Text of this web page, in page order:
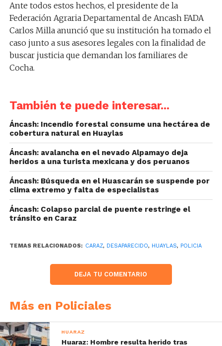
Ante todos estos hechos, el presidente de la
Federación Agraria Departamental de Ancash FADA
Carlos Milla anunció que su institución ha tomado el
caso junto a sus asesores legales con la finalidad de
buscar justicia que demandan los familiares de
Cocha.
También te puede interesar...
Áncash: Incendio forestal consume una hectárea de
cobertura natural en Huaylas
Áncash: avalancha en el nevado Alpamayo deja
heridos a una turista mexicana y dos peruanos
Áncash: Búsqueda en el Huascarán se suspende por
clima extremo y falta de especialistas
Áncash: Colapso parcial de puente restringe el
tránsito en Caraz
TEMAS RELACIONADOS: CARAZ, DESAPARECIDO, HUAYLAS, POLICIA
DEJA TU COMENTARIO
Más en Policiales
HUARAZ
Huaraz: Hombre resulta herido tras